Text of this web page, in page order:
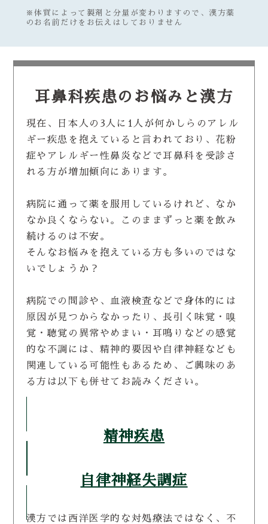
※体質によって製剤と分量が変わりますので、漢方薬
のお名前だけをお伝えはしておりません
耳鼻科疾患のお悩みと漢方
現在、日本人の3人に1人が何かしらのアレル
ギー疾患を抱えていると言われており、花粉
症やアレルギー性鼻炎などで耳鼻科を受診さ
れる方が増加傾向にあります。
病院に通って薬を服用しているけれど、なか
なか良くならない。このままずっと薬を飲み
続けるのは不安。
そんなお悩みを抱えている方も多いのではな
いでしょうか？
病院での問診や、血液検査などで身体的には
原因が見つからなかったり、長引く味覚・嗅
覚・聴覚の異常やめまい・耳鳴りなどの感覚
的な不調には、精神的要因や自律神経なども
関連している可能性もあるため、ご興味のあ
る方は以下も併せてお読みください。
精神疾患
自律神経失調症
漢方では西洋医学的な対処療法ではなく、不